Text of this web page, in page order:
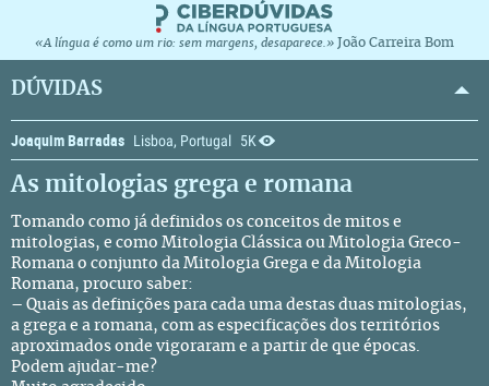
«A língua é como um rio: sem margens, desaparece.» João Carreira Bom
DÚVIDAS
Joaquim Barradas Lisboa, Portugal 5K
As mitologias grega e romana
Tomando como já definidos os conceitos de mitos e
mitologias, e como Mitologia Clássica ou Mitologia Greco-
Romana o conjunto da Mitologia Grega e da Mitologia
Romana, procuro saber:
– Quais as definições para cada uma destas duas mitologias,
a grega e a romana, com as especificações dos territórios
aproximados onde vigoraram e a partir de que épocas.
Podem ajudar-me?